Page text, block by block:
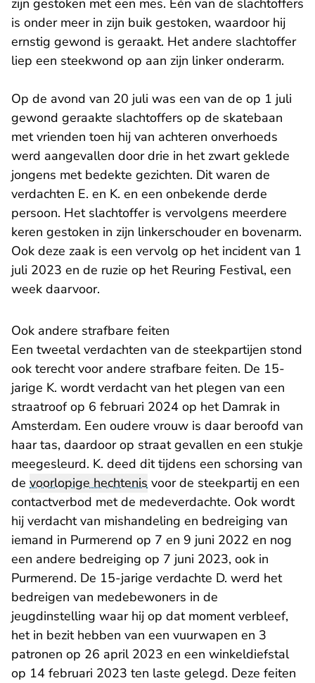
zijn gestoken met een mes. Eén van de slachtoffers
is onder meer in zijn buik gestoken, waardoor hij
ernstig gewond is geraakt. Het andere slachtoffer
liep een steekwond op aan zijn linker onderarm.
Op de avond van 20 juli was een van de op 1 juli
gewond geraakte slachtoffers op de skatebaan
met vrienden toen hij van achteren onverhoeds
werd aangevallen door drie in het zwart geklede
jongens met bedekte gezichten. Dit waren de
verdachten E. en K. en een onbekende derde
persoon. Het slachtoffer is vervolgens meerdere
keren gestoken in zijn linkerschouder en bovenarm.
Ook deze zaak is een vervolg op het incident van 1
juli 2023 en de ruzie op het Reuring Festival, een
week daarvoor.
Ook andere strafbare feiten
Een tweetal verdachten van de steekpartijen stond
ook terecht voor andere strafbare feiten. De 15-
jarige K. wordt verdacht van het plegen van een
straatroof op 6 februari 2024 op het Damrak in
Amsterdam. Een oudere vrouw is daar beroofd van
haar tas, daardoor op straat gevallen en een stukje
meegesleurd. K. deed dit tijdens een schorsing van
de voorlopige hechtenis voor de steekpartij en een
contactverbod met de medeverdachte. Ook wordt
hij verdacht van mishandeling en bedreiging van
iemand in Purmerend op 7 en 9 juni 2022 en nog
een andere bedreiging op 7 juni 2023, ook in
Purmerend. De 15-jarige verdachte D. werd het
bedreigen van medebewoners in de
jeugdinstelling waar hij op dat moment verbleef,
het in bezit hebben van een vuurwapen en 3
patronen op 26 april 2023 en een winkeldiefstal
op 14 februari 2023 ten laste gelegd. Deze feiten